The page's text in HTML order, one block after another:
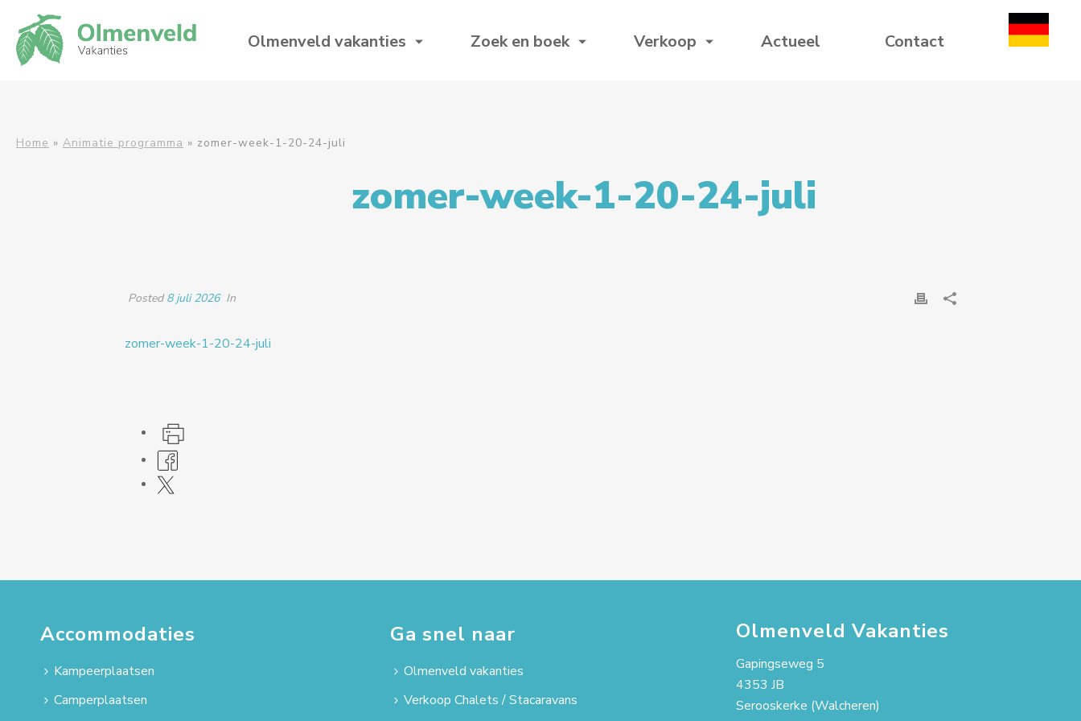
Olmenveld vakanties Zoek en boek Verkoop Actueel Contact
Home » Animatie programma » zomer-week-1-20-24-juli
zomer-week-1-20-24-juli
Posted8 juli 2026 In
zomer-week-1-20-24-juli
Accommodaties
Kampeerplaatsen
Camperplaatsen
Ga snel naar
Olmenveld vakanties
Verkoop Chalets / Stacaravans
Olmenveld Vakanties
Gapingseweg 5
4353 JB
Serooskerke (Walcheren)